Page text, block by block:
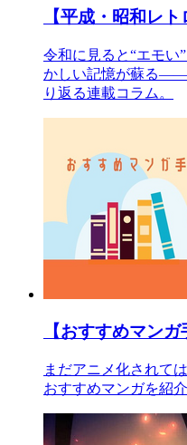
【平成・昭和レ
令和に見ると“エモい
かしい記憶が蘇る――
り返る連載コラム。
【おすすめマンガ
まだアニメ化されて
おすすめマンガを紹